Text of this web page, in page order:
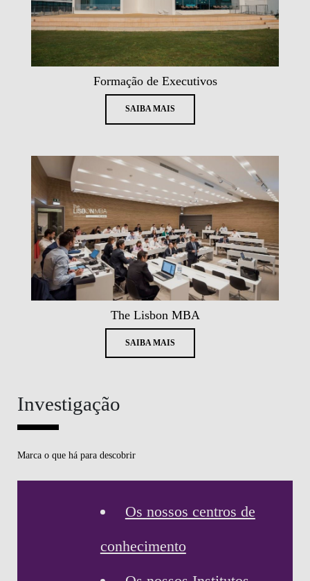
Formação de Executivos
SAIBA MAIS
The Lisbon MBA
SAIBA MAIS
Investigação
Marca o que há para descobrir
Os nossos centros de
conhecimento